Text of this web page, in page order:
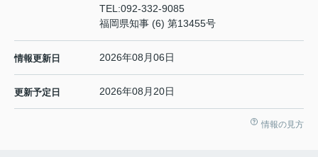
TEL:092-332-9085
福岡県知事 (6) 第13455号
情報更新日 2026年08月06日
更新予定日 2026年08月20日
情報の見方